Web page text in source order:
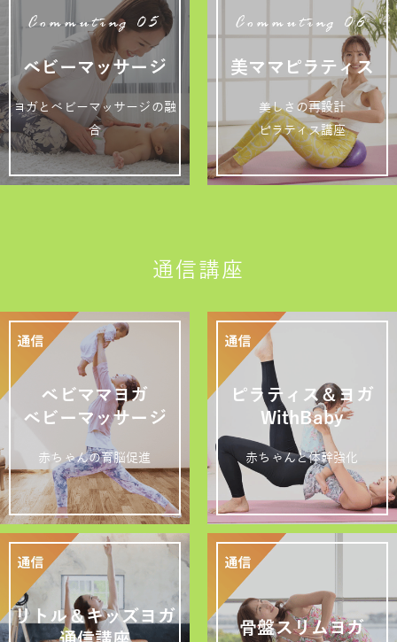
Commuting 05
ベビーマッサージ
ヨガとベビーマッサージの融
合
Commuting 06
美ママピラティス
美しさの再設計
ピラティス講座
通信講座
ベビママヨガ
ベビーマッサージ
赤ちゃんの育脳促進
ピラティス＆ヨガ
WithBaby
赤ちゃんと体幹強化
リトル＆キッズヨガ
骨盤スリムヨガ